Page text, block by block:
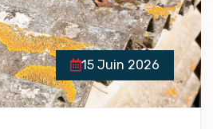
15 Juin 2026